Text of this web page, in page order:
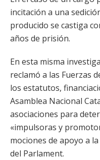
incitación a una
producido se castiga
años de prisión.
En esta misma
reclamó a las Fuerzas
los estatutos,
Asamblea Nacional
asociaciones para
«impulsoras y
mociones de apoyo a
del Parlament.